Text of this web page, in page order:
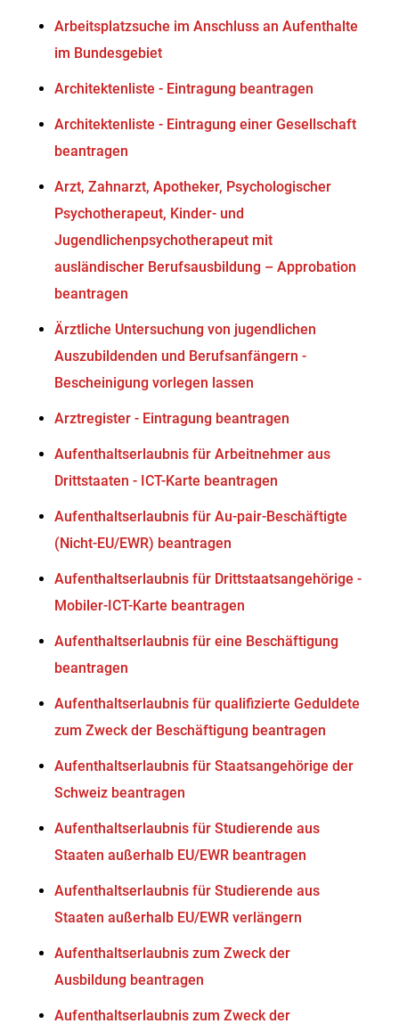
Arbeitsplatzsuche im Anschluss an Aufenthalte
im Bundesgebiet
Architektenliste - Eintragung beantragen
Architektenliste - Eintragung einer Gesellschaft
beantragen
Arzt, Zahnarzt, Apotheker, Psychologischer
Psychotherapeut, Kinder- und
Jugendlichenpsychotherapeut mit
ausländischer Berufsausbildung – Approbation
beantragen
Ärztliche Untersuchung von jugendlichen
Auszubildenden und Berufsanfängern -
Bescheinigung vorlegen lassen
Arztregister - Eintragung beantragen
Aufenthaltserlaubnis für Arbeitnehmer aus
Drittstaaten - ICT-Karte beantragen
Aufenthaltserlaubnis für Au-pair-Beschäftigte
(Nicht-EU/EWR) beantragen
Aufenthaltserlaubnis für Drittstaatsangehörige -
Mobiler-ICT-Karte beantragen
Aufenthaltserlaubnis für eine Beschäftigung
beantragen
Aufenthaltserlaubnis für qualifizierte Geduldete
zum Zweck der Beschäftigung beantragen
Aufenthaltserlaubnis für Staatsangehörige der
Schweiz beantragen
Aufenthaltserlaubnis für Studierende aus
Staaten außerhalb EU/EWR beantragen
Aufenthaltserlaubnis für Studierende aus
Staaten außerhalb EU/EWR verlängern
Aufenthaltserlaubnis zum Zweck der
Ausbildung beantragen
Aufenthaltserlaubnis zum Zweck der